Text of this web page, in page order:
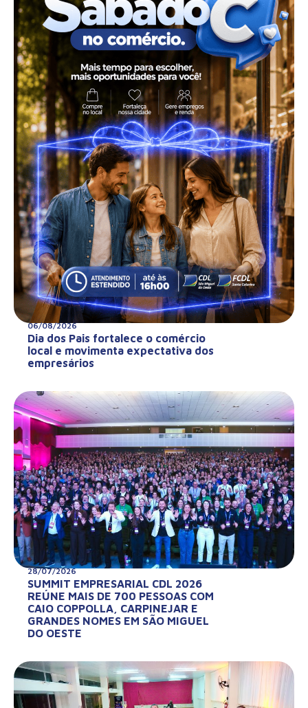
06/08/2026
Dia dos Pais fortalece o comércio
local e movimenta expectativa dos
empresários
28/07/2026
SUMMIT EMPRESARIAL CDL 2026
REÚNE MAIS DE 700 PESSOAS COM
CAIO COPPOLLA, CARPINEJAR E
GRANDES NOMES EM SÃO MIGUEL
DO OESTE